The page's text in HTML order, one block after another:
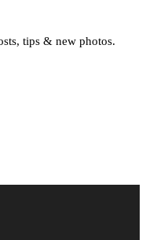
tips & new photos.